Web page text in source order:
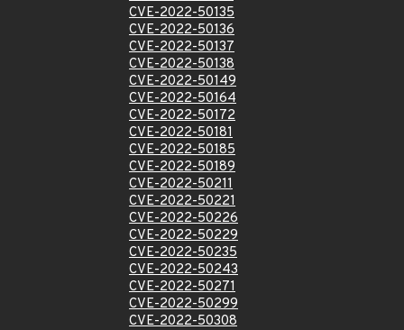
CVE-2022-50135
CVE-2022-50136
CVE-2022-50137
CVE-2022-50138
CVE-2022-50149
CVE-2022-50164
CVE-2022-50172
CVE-2022-50181
CVE-2022-50185
CVE-2022-50189
CVE-2022-50211
CVE-2022-50221
CVE-2022-50226
CVE-2022-50229
CVE-2022-50235
CVE-2022-50243
CVE-2022-50271
CVE-2022-50299
CVE-2022-50308